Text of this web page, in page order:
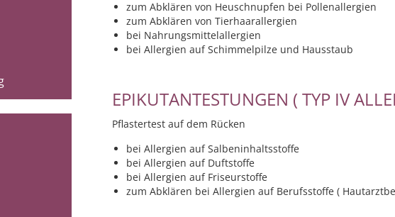
zum Abklären von Heuschnupfen bei Pollenallergien
zum Abklären von Tierhaarallergien
bei Nahrungsmittelallergien
bei Allergien auf Schimmelpilze und Hausstaub
EPIKUTANTESTUNGEN ( TYP IV
Pflastertest auf dem Rücken
bei Allergien auf Salbeninhaltsstoffe
bei Allergien auf Duftstoffe
bei Allergien auf Friseurstoffe
zum Abklären bei Allergien auf Berufsstoffe (